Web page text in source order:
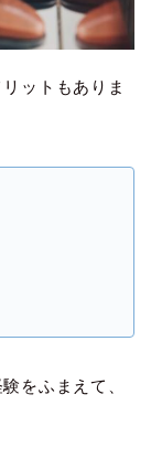
ットもありま
をふまえて、